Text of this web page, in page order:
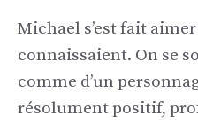
Michael s’est fait
connaissaient. On se
comme d’un
résolument positif,